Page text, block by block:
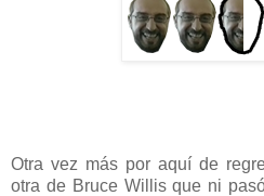
Otra vez más por aquí de
otra de Bruce Willis que ni